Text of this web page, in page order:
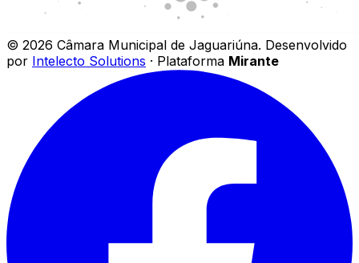
© 2026 Câmara Municipal de Jaguariúna. Desenvolvido
por Intelecto Solutions · Plataforma Mirante